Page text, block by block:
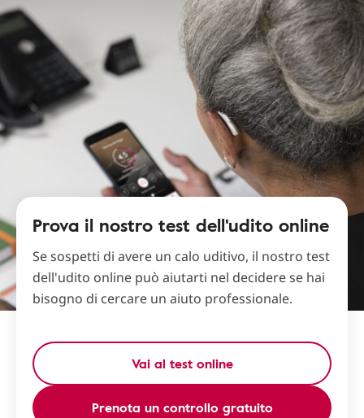
Prova il nostro test dell'udito online
Se sospetti di avere un calo uditivo, il nostro test
dell'udito online può aiutarti nel decidere se hai
bisogno di cercare un aiuto professionale.
Vai al test online
Prenota un controllo gratuito